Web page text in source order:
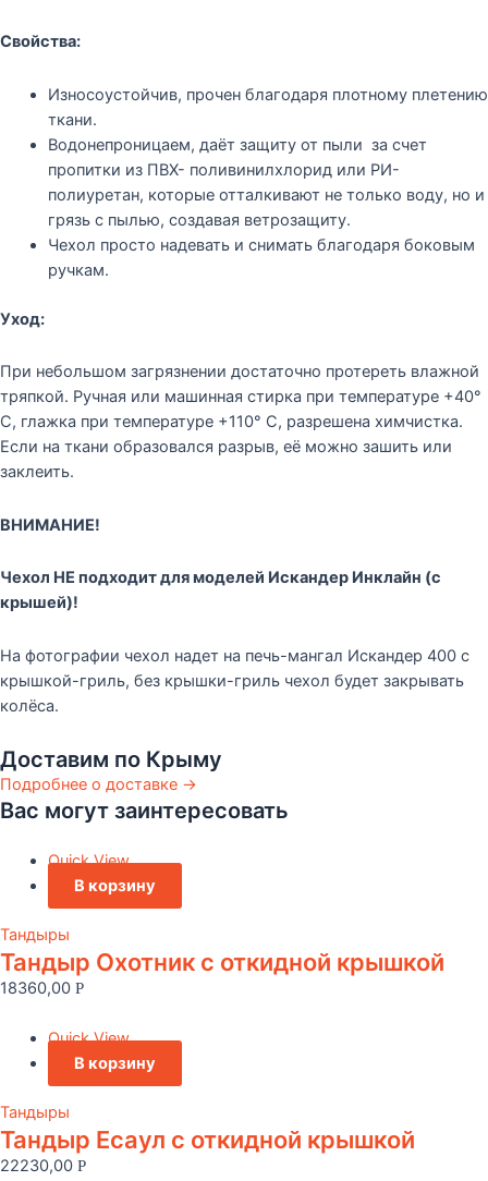
Свойства:
Износоустойчив, прочен благодаря плотному плетению
ткани.
Водонепроницаем, даёт защиту от пыли за счет
пропитки из ПВХ- поливинилхлорид или РИ-
полиуретан, которые отталкивают не только воду, но и
грязь с пылью, создавая ветрозащиту.
Чехол просто надевать и снимать благодаря боковым
ручкам.
Уход:
При небольшом загрязнении достаточно протереть влажной
тряпкой. Ручная или машинная стирка при температуре +40°
С, глажка при температуре +110° С, разрешена химчистка.
Если на ткани образовался разрыв, её можно зашить или
заклеить.
ВНИМАНИЕ!
Чехол НЕ подходит для моделей Искандер Инклайн (с
крышей)!
На фотографии чехол надет на печь-мангал Искандер 400 с
крышкой-гриль, без крышки-гриль чехол будет закрывать
колёса.
Доставим по Крыму
Подробнее о доставке →
Вас могут заинтересовать
Quick View
В корзину
Тандыры
Тандыр Охотник c откидной крышкой
18360,00 Р
Quick View
В корзину
Тандыры
Тандыр Есаул c откидной крышкой
22230,00 Р